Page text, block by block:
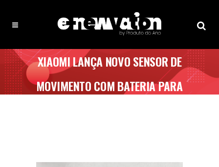
XIAOMI LANÇA NOVO SENSOR DE
MOVIMENTO COM BATERIA PARA